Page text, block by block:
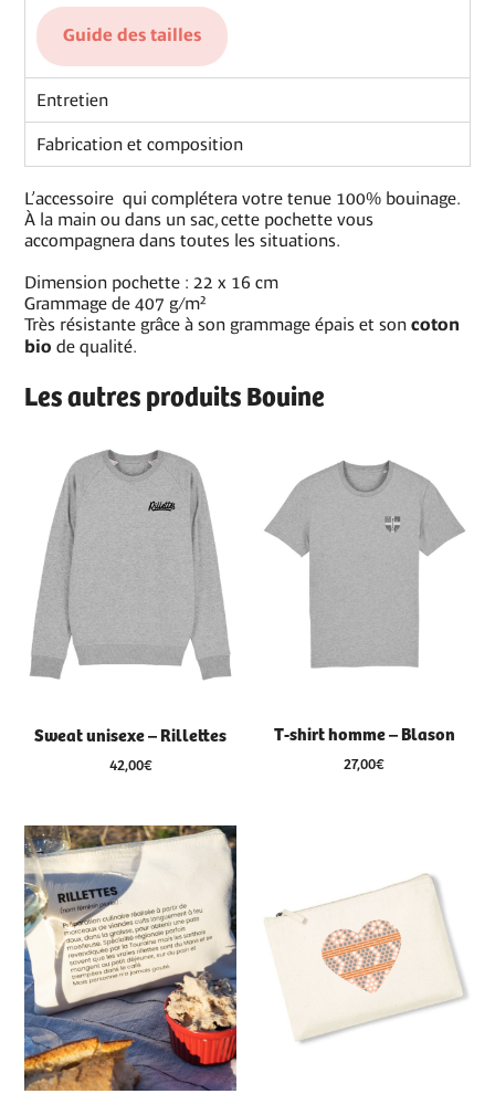
Guide des tailles
Entretien
Fabrication et composition
L’accessoire qui complétera votre tenue 100% bouinage.
À la main ou dans un sac, cette pochette vous
accompagnera dans toutes les situations.
Dimension pochette : 22 x 16 cm
Grammage de 407 g/m²
Très résistante grâce à son grammage épais et son coton
bio de qualité.
Les autres produits Bouine
Sweat unisexe – Rillettes
42,00€
T-shirt homme – Blason
27,00€